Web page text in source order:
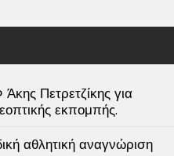
Πετρετζίκης για
εκπομπής.
αθλητική αναγνώριση